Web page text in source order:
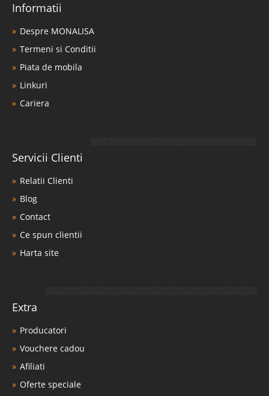
Informatii
Despre MONALISA
Termeni si Conditii
Piata de mobila
Linkuri
Cariera
Servicii Clienti
Relatii Clienti
Blog
Contact
Ce spun clientii
Harta site
Extra
Producatori
Vouchere cadou
Afiliati
Oferte speciale